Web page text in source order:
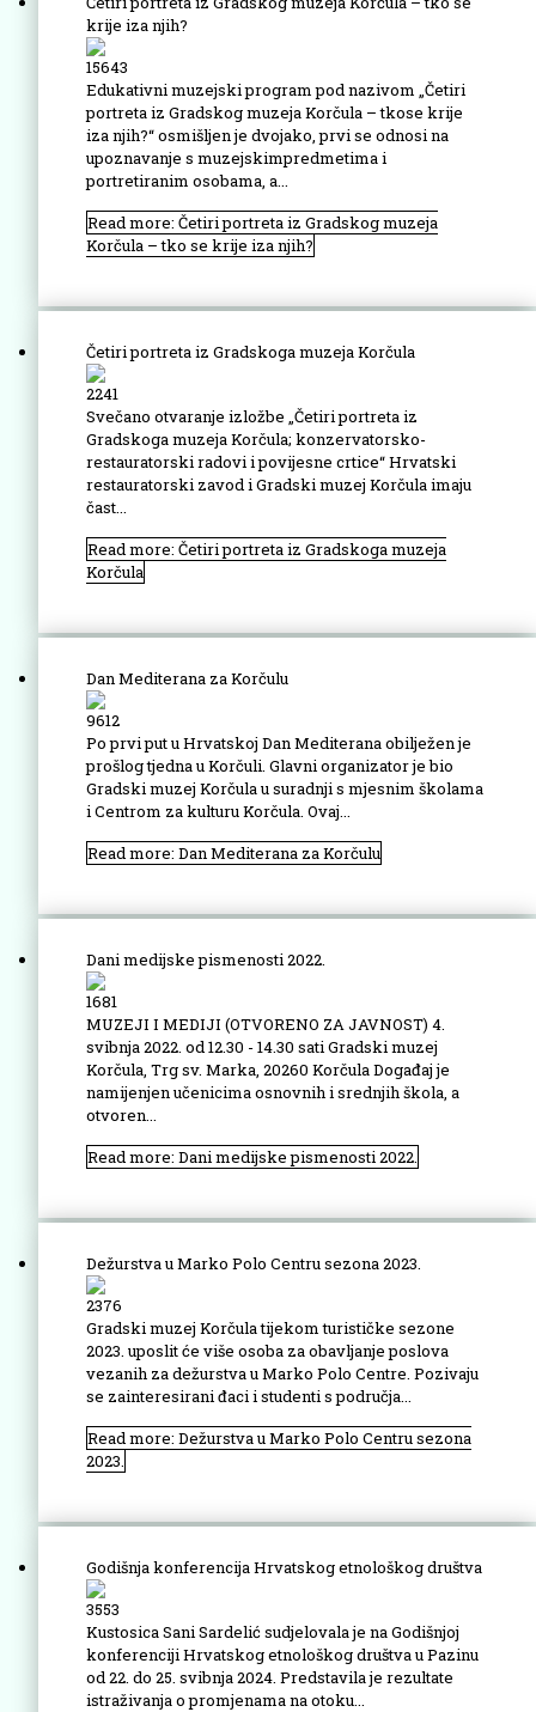
krije iza njih?
15643
Edukativni muzejski program pod nazivom „Četiri
portreta iz Gradskog muzeja Korčula – tkose krije
iza njih?“ osmišljen je dvojako, prvi se odnosi na
upoznavanje s muzejskimpredmetima i
portretiranim osobama, a...
Read more: Četiri portreta iz Gradskog muzeja
Korčula – tko se krije iza njih?
Četiri portreta iz Gradskoga muzeja Korčula
2241
Svečano otvaranje izložbe „Četiri portreta iz
Gradskoga muzeja Korčula; konzervatorsko-
restauratorski radovi i povijesne crtice“ Hrvatski
restauratorski zavod i Gradski muzej Korčula imaju
čast...
Read more: Četiri portreta iz Gradskoga muzeja
Korčula
Dan Mediterana za Korčulu
9612
Po prvi put u Hrvatskoj Dan Mediterana obilježen je
prošlog tjedna u Korčuli. Glavni organizator je bio
Gradski muzej Korčula u suradnji s mjesnim školama
i Centrom za kulturu Korčula. Ovaj...
Read more: Dan Mediterana za Korčulu
Dani medijske pismenosti 2022.
1681
MUZEJI I MEDIJI (OTVORENO ZA JAVNOST) 4.
svibnja 2022. od 12.30 - 14.30 sati Gradski muzej
Korčula, Trg sv. Marka, 20260 Korčula Događaj je
namijenjen učenicima osnovnih i srednjih škola, a
otvoren...
Read more: Dani medijske pismenosti 2022.
Dežurstva u Marko Polo Centru sezona 2023.
2376
Gradski muzej Korčula tijekom turističke sezone
2023. uposlit će više osoba za obavljanje poslova
vezanih za dežurstva u Marko Polo Centre. Pozivaju
se zainteresirani đaci i studenti s područja...
Read more: Dežurstva u Marko Polo Centru sezona
2023.
Godišnja konferencija Hrvatskog etnološkog društva
3553
Kustosica Sani Sardelić sudjelovala je na Godišnjoj
konferenciji Hrvatskog etnološkog društva u Pazinu
od 22. do 25. svibnja 2024. Predstavila je rezultate
istraživanja o promjenama na otoku...